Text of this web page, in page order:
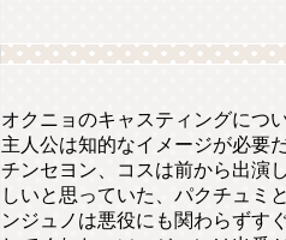
オクニョのキャスティングについ
主人公は知的なイメージが必要
チンセヨン、コスは前から出演
しいと思っていた、パクチュミ
ンジュノは悪役にも関わらずす